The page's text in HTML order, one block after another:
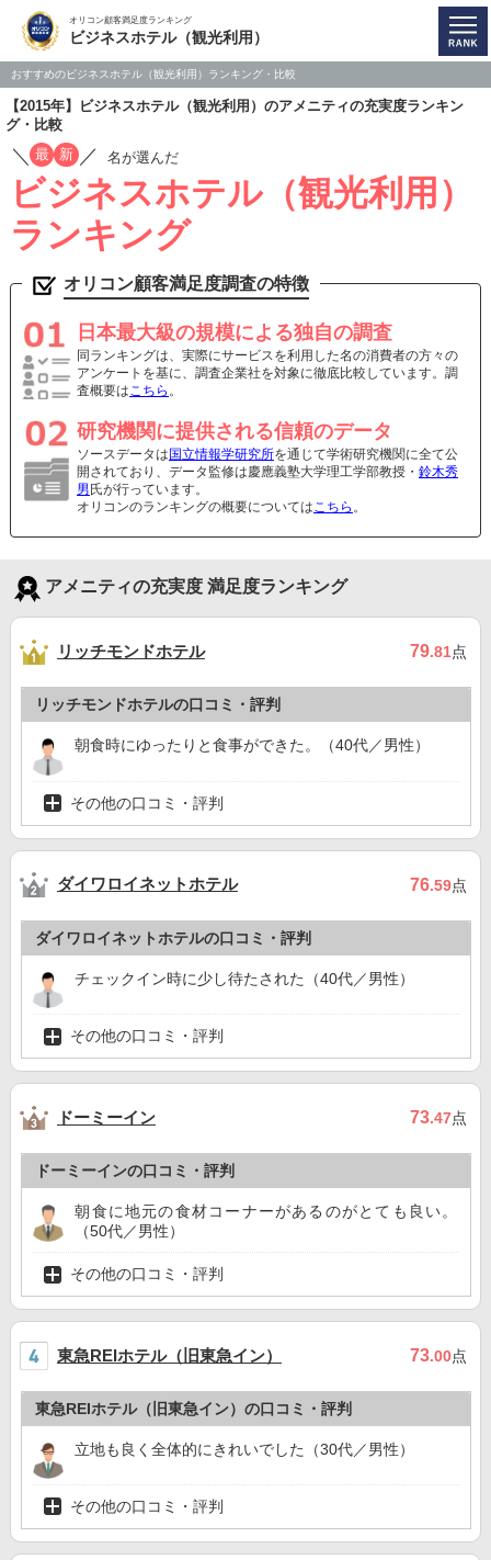
オリコン顧客満足度ランキング
ビジネスホテル（観光利用）
おすすめのビジネスホテル（観光利用）ランキング・比較
【2015年】ビジネスホテル（観光利用）のアメニティの充実度ランキン
グ・比較
／ 最 新 ／ 名が選んだ
ビジネスホテル（観光利用）
ランキング
オリコン顧客満足度調査の特徴
日本最大級の規模による独自の調査
同ランキングは、実際にサービスを利用した名の消費者の方々の
アンケートを基に、調査企業社を対象に徹底比較しています。調
査概要はこちら 。
研究機関に提供される信頼のデータ
ソースデータは 国立情報学研究所を通じて学術研究機関に全て公
開されており、データ監修は慶應義塾大学理工学部教授・ 鈴木秀
男 氏が行っています。
オリコンのランキングの概要についてはこちら 。
アメニティの充実度 満足度ランキング
リッチモンドホテル 79.81点
リッチモンドホテルの口コミ・評判
朝食時にゆったりと食事ができた。（40代／男性）
その他の口コミ・評判
ダイワロイネットホテル 76.59点
ダイワロイネットホテルの口コミ・評判
チェックイン時に少し待たされた（40代／男性）
その他の口コミ・評判
ドーミーイン 73.47点
ドーミーインの口コミ・評判
朝食に地元の食材コーナーがあるのがとても良い。
（50代／男性）
その他の口コミ・評判
東急REIホテル（旧東急イン） 73.00点
東急REIホテル（旧東急イン）の口コミ・評判
立地も良く全体的にきれいでした（30代／男性）
その他の口コミ・評判